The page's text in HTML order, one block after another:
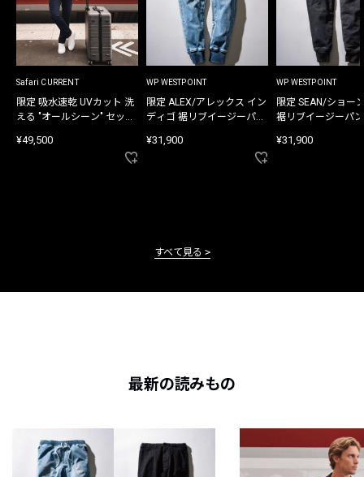
Safari CURRENT
限定 吸水速乾 UVカット 洗
える "オールシーン" セット
¥49,500
WP WESTPOINT
限定 ALEX/アレックス イン
ディゴ 裾リブイージーパン
¥31,900
WP WESTPOINT
限定 SEAN/ショー
裾リブイージーパ
¥31,900
すべて見る
最新の読みもの